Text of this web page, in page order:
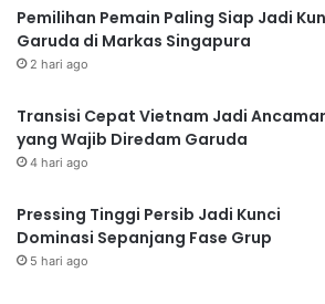
Pemilihan Pemain Paling Siap Jadi
Garuda di Markas Singapura
2 hari ago
Transisi Cepat Vietnam Jadi
yang Wajib Diredam Garuda
4 hari ago
Pressing Tinggi Persib Jadi Kunci
Dominasi Sepanjang Fase Grup
5 hari ago